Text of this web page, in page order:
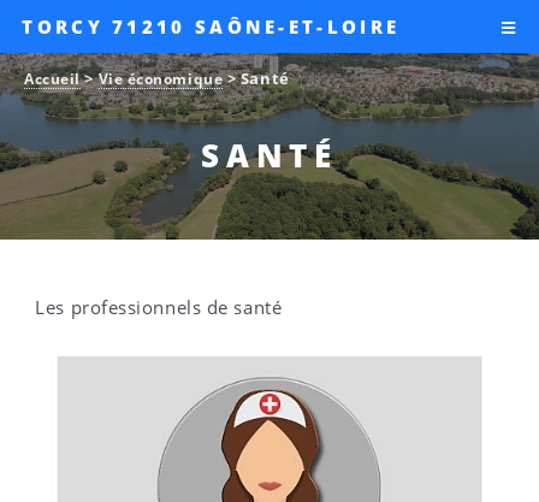
TORCY 71210 SAÔNE-ET-LOIRE
SANTÉ
Accueil>Vie économique>Santé
Les professionnels de santé